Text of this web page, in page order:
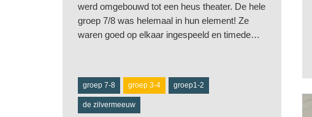
werd omgebouwd tot een heus theater. De hele
groep 7/8 was helemaal in hun element! Ze
waren goed op elkaar ingespeeld en timede…
groep 7-8 groep 3-4 groep1-2
de zilvermeeuw